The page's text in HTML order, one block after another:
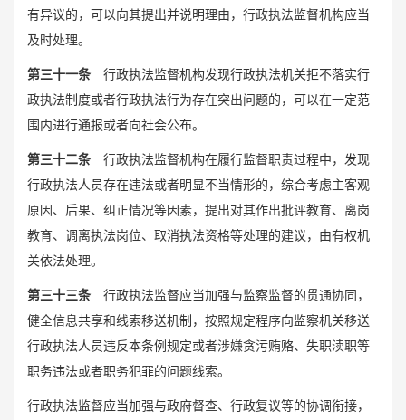
有异议的，可以向其提出并说明理由，行政执法监督机构应当
及时处理。
第三十一条 行政执法监督机构发现行政执法机关拒不落实行
政执法制度或者行政执法行为存在突出问题的，可以在一定范
围内进行通报或者向社会公布。
第三十二条 行政执法监督机构在履行监督职责过程中，发现
行政执法人员存在违法或者明显不当情形的，综合考虑主客观
原因、后果、纠正情况等因素，提出对其作出批评教育、离岗
教育、调离执法岗位、取消执法资格等处理的建议，由有权机
关依法处理。
第三十三条 行政执法监督应当加强与监察监督的贯通协同，
健全信息共享和线索移送机制，按照规定程序向监察机关移送
行政执法人员违反本条例规定或者涉嫌贪污贿赂、失职渎职等
职务违法或者职务犯罪的问题线索。
行政执法监督应当加强与政府督查、行政复议等的协调衔接，